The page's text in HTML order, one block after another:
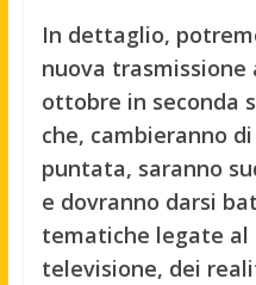
In dettaglio,
nuova
ottobre in seconda
che, cambieranno
puntata, saranno
e dovranno darsi
tematiche legate al
televisione, dei